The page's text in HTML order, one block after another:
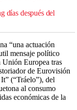
días después del
“una actuación
mensaje político
Unión Europea tras
de Eurovisión
(“Tráelo”), del
al consumo
económicas de la